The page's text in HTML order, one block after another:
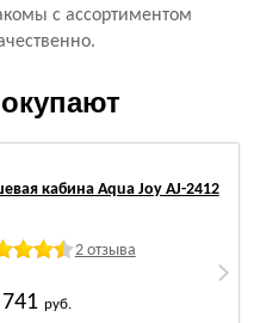
с ассортиментом
кабина Aqua Joy AJ-2412
2 отзыва
руб.